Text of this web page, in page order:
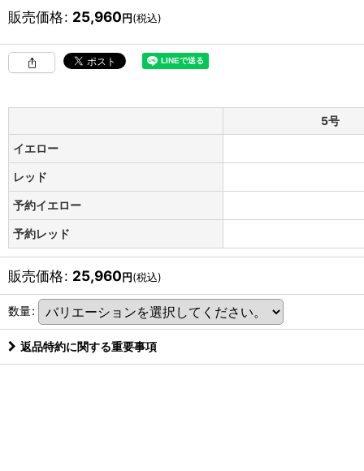
販売価格: 25,960円(税込)
5号
イエロー
レッド
予約イエロー
予約レッド
販売価格: 25,960円(税込)
数量:
返品特約に関する重要事項